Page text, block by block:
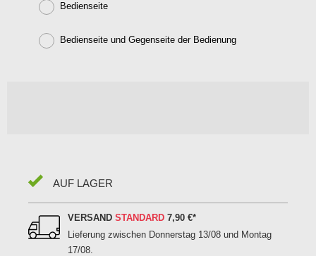
Bedienseite
Bedienseite und Gegenseite der Bedienung
AUF LAGER
VERSANDSTANDARD 7,90 €*
Lieferung zwischen Donnerstag 13/08 und Montag
17/08